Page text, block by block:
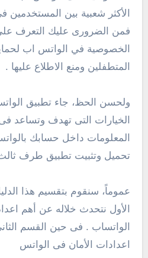
الأكثر شعبية بين المستخدمين
فمن الضرورى عليك التعرف
الخصوصية في الواتس اب
المتطفلين ومنع الاطلاع عليها .
ولحسن الحظ، جاء تطبيق
الخيارات التى تهدف وتساعد
المعلومات داخل حسابك
تحميل وتثبيت تطبيق طرف
عموماً، سنقوم بتقسيم هذا
الأول نتحدث خلاله عن أهم
الواتساب . فى حين القسم
اعدادات الأمان فى الواتس